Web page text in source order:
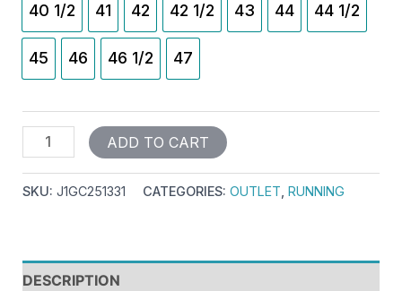
40 1/2 41 42 42 1/2 43 44 44 1/2
45 46 46 1/2 47
ADD TO CART
SKU: J1GC251331 CATEGORIES: OUTLET RUNNING
DESCRIPTION